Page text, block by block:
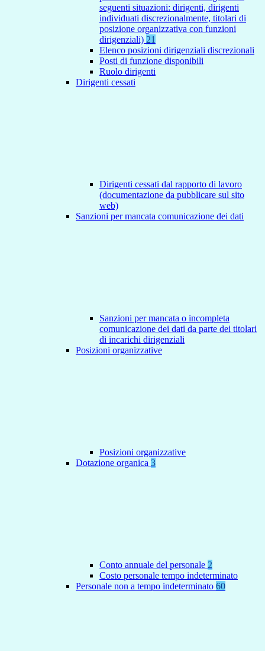
seguenti situazioni: dirigenti, dirigenti
individuati discrezionalmente, titolari di
posizione organizzativa con funzioni
dirigenziali) 21
Elenco posizioni dirigenziali discrezionali
Posti di funzione disponibili
Ruolo dirigenti
Dirigenti cessati
Dirigenti cessati dal rapporto di lavoro
(documentazione da pubblicare sul sito
web)
Sanzioni per mancata comunicazione dei dati
Sanzioni per mancata o incompleta
comunicazione dei dati da parte dei titolari
di incarichi dirigenziali
Posizioni organizzative
Posizioni organizzative
Dotazione organica 3
Conto annuale del personale 2
Costo personale tempo indeterminato
Personale non a tempo indeterminato 60